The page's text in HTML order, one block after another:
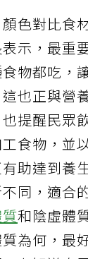
色對比食
示，最重
物都吃，
也正與營
提醒民眾
食物，並
助達到養
同，適合
和陰虛體
為何，最